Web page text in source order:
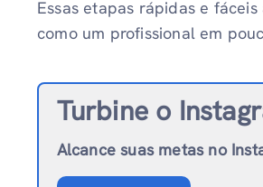
Essas etapas rápidas e
como um profissional em
Turbine o
Alcance suas metas no